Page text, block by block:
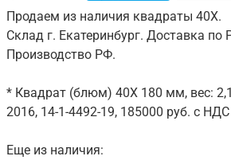
Продаем из наличия квадраты 40Х.
Склад г. Екатеринбург. Доставка по
Производство РФ.
* Квадрат (блюм) 40Х 180 мм, вес:
2016, 14-1-4492-19, 185000 руб. с
Еще из наличия: